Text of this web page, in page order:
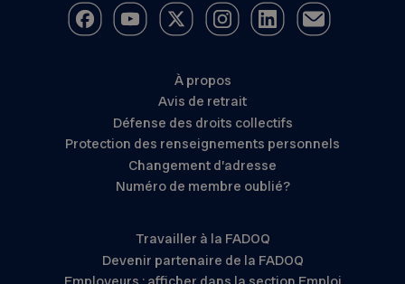
À propos
Avis de retrait
Défense des droits collectifs
Protection des renseignements personnels
Changement d’adresse
Numéro de membre oublié?
Travailler à la FADOQ
Devenir partenaire de la FADOQ